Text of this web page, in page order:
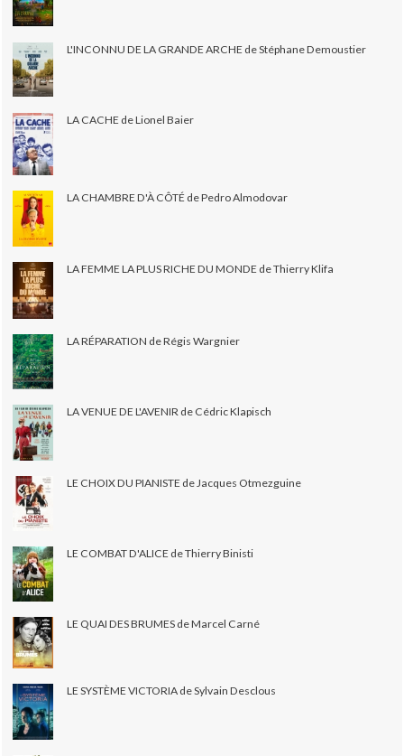
L'INCONNU DE LA GRANDE ARCHE de Stéphane Demoustier
LA CACHE de Lionel Baier
LA CHAMBRE D'À CÔTÉ de Pedro Almodovar
LA FEMME LA PLUS RICHE DU MONDE de Thierry Klifa
LA RÉPARATION de Régis Wargnier
LA VENUE DE L'AVENIR de Cédric Klapisch
LE CHOIX DU PIANISTE de Jacques Otmezguine
LE COMBAT D'ALICE de Thierry Binisti
LE QUAI DES BRUMES de Marcel Carné
LE SYSTÈME VICTORIA de Sylvain Desclous